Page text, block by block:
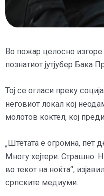
Во пожар целосно изгоре
познатиот јутјубер Бака
Тој се огласи преку
неговиот локал кој
молотов коктел, кој
„Штетата е огромна, пет
Многу хејтери. Страшно.
во текот на ноќта“,
српските медиуми.